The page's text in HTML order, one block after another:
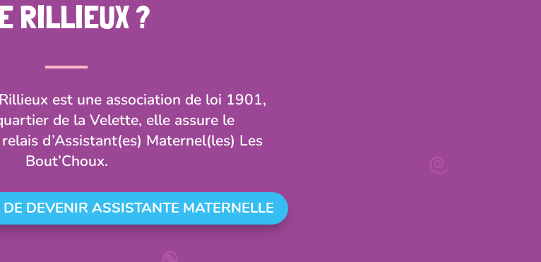
RILLIEUX ?
est une association de loi 1901,
de la Velette, elle assure le
d’Assistant(es) Maternel(les) Les
Bout’Choux.
DEVENIR ASSISTANTE MATERNELLE